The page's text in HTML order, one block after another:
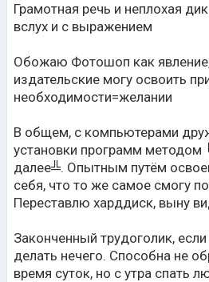
Грамотная речь и неплохая
вслух и с выражением
Обожаю Фотошоп как
издательские могу освоить
необходимости=желании
В общем, с компьютерами
установки программ методом
далее╩. Опытным путём
себя, что то же самое смогу
Переставлю харддиск, выну
Законченный трудоголик,
делать нечего. Способна не
время суток, но с утра спать